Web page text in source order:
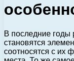
В последние годы
становятся
соотносятся с их